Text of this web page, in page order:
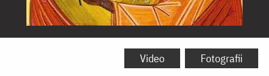
Sfintele
Video Fotografii